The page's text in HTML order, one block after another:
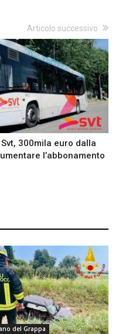
Articolo successivo
300mila euro dalla
l’abbonamento
del Grappa